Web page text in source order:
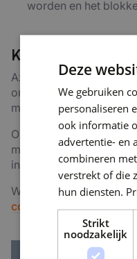
worden en het
Kies een juist
Azure DevOps is een
organisatie een juist
model is hangt geheel
Om het maar op zijn
maakt qua inrichting is
inzichten en kennis die
Wil jij hulp bij het kiezen
contact
met ons op.
Deze
We gebruiken
personaliseren
ook informatie
advertentie- en
combineren
verstrekt of die
hun diensten.
Strikt
noodzakelijk